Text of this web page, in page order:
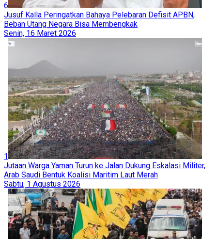
6
Jusuf Kalla Peringatkan Bahaya Pelebaran Defisit APBN,
Beban Utang Negara Bisa Membengkak
Senin, 16 Maret 2026
1
Jutaan Warga Yaman Turun ke Jalan Dukung Eskalasi Militer,
Arab Saudi Bentuk Koalisi Maritim Laut Merah
Sabtu, 1 Agustus 2026